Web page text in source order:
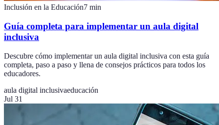
Inclusión en la Educación7 min
Guía completa para implementar un aula digital
inclusiva
Descubre cómo implementar un aula digital inclusiva con esta guía
completa, paso a paso y llena de consejos prácticos para todos los
educadores.
aula digital inclusivaeducación
Jul 31